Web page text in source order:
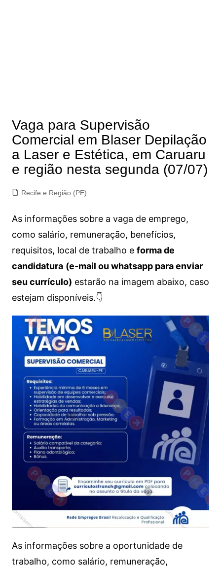
Vaga para Supervisão
Comercial em Blaser Depilação
a Laser e Estética, em Caruaru
e região nesta segunda (07/07)
Recife e Região (PE)
As informações sobre a vaga de emprego,
como salário, remuneração, benefícios,
requisitos, local de trabalho e forma de
candidatura (e-mail ou whatsapp para enviar
seu currículo) estarão na imagem abaixo, caso
estejam disponíveis.👇
As informações sobre a oportunidade de
trabalho, como salário, remuneração,